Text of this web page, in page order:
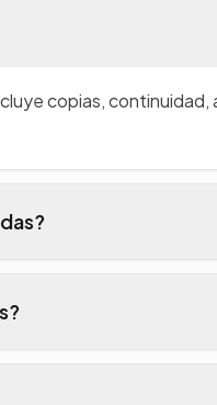
copias,